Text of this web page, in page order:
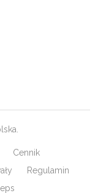
Cennik
Regulamin